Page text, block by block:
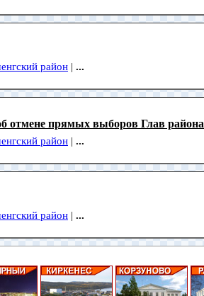
район | ...
отмене прямых выборов Глав района
район | ...
район | ...